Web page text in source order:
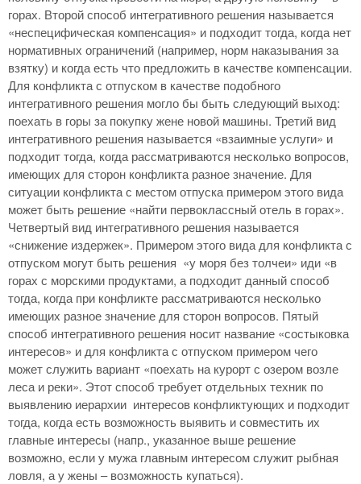
горах. Второй способ интегративного решения называется
«неспецифическая компенсация» и подходит тогда, когда нет
нормативных ограничений (например, норм наказывания за
взятку) и когда есть что предложить в качестве компенсации.
Для конфликта с отпуском в качестве подобного
интегративного решения могло бы быть следующий выход:
поехать в горы за покупку жене новой машины. Третий вид
интегративного решения называется «взаимные услуги» и
подходит тогда, когда рассматриваются несколько вопросов,
имеющих для сторон конфликта разное значение. Для
ситуации конфликта с местом отпуска примером этого вида
может быть решение «найти первоклассный отель в горах».
Четвертый вид интегративного решения называется
«снижение издержек». Примером этого вида для конфликта с
отпуском могут быть решения «у моря без толчеи» иди «в
горах с морскими продуктами, а подходит данный способ
тогда, когда при конфликте рассматриваются несколько
имеющих разное значение для сторон вопросов. Пятый
способ интегративного решения носит название «состыковка
интересов» и для конфликта с отпуском примером чего
может служить вариант «поехать на курорт с озером возле
леса и реки». Этот способ требует отдельных техник по
выявлению иерархии интересов конфликтующих и подходит
тогда, когда есть возможность выявить и совместить их
главные интересы (напр., указанное выше решение
возможно, если у мужа главным интересом служит рыбная
ловля, а у жены – возможность купаться).